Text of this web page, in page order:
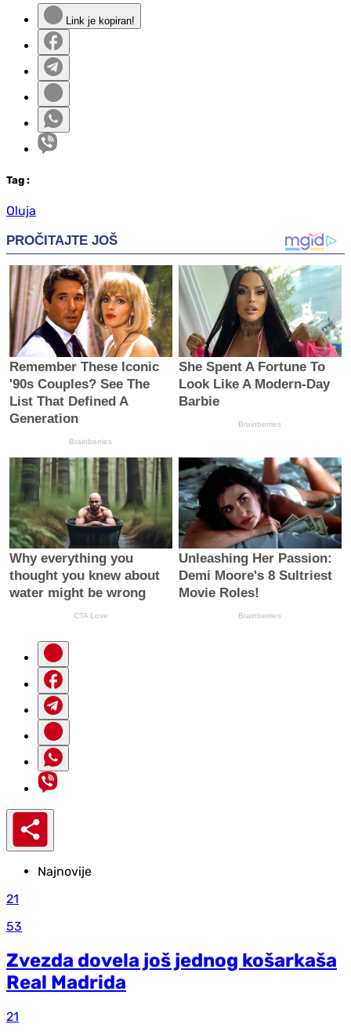
Link je kopiran!
Tag :
Oluja
Najnovije
21
53
Zvezda dovela još jednog košarkaša
Real Madrida
21